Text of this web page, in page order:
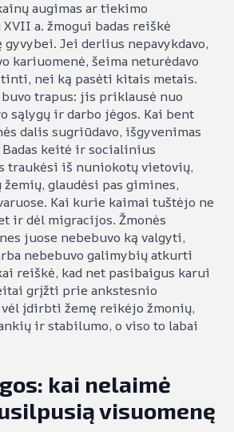
augimas ar tiekimo
a. žmogui badas reiškė
Jei derlius nepavykdavo,
kariuomenė, šeima neturėdavo
nei ką pasėti kitais metais.
trapus: jis priklausė nuo
sąlygų ir darbo jėgos. Kai bent
dalis sugriūdavo, išgyvenimas
Badas keitė ir socialinius
traukėsi iš nuniokotų vietovių,
glaudėsi pas gimines,
Kai kurie kaimai tuštėjo ne
ir dėl migracijos. Žmonės
juose nebebuvo ką valgyti,
nebebuvo galimybių atkurti
reiškė, kad net pasibaigus karui
grįžti prie ankstesnio
įdirbti žemę reikėjo žmonių,
ir stabilumo, o viso to labai
kai nelaimė
visuomenę